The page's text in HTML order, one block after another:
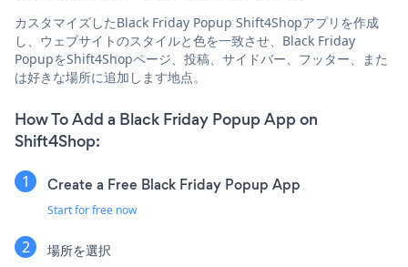
カスタマイズしたBlack Friday Popup Shift4Shopアプリを作成
し、ウェブサイトのスタイルと色を一致させ、Black Friday
PopupをShift4Shopページ、投稿、サイドバー、フッター、また
は好きな場所に追加します地点。
How To Add a Black Friday Popup App on
Shift4Shop:
Create a Free Black Friday Popup App
Start for free now
場所を選択